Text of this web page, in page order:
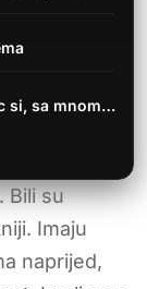
si, sa mnom…
Bili su
Imaju
naprijed,